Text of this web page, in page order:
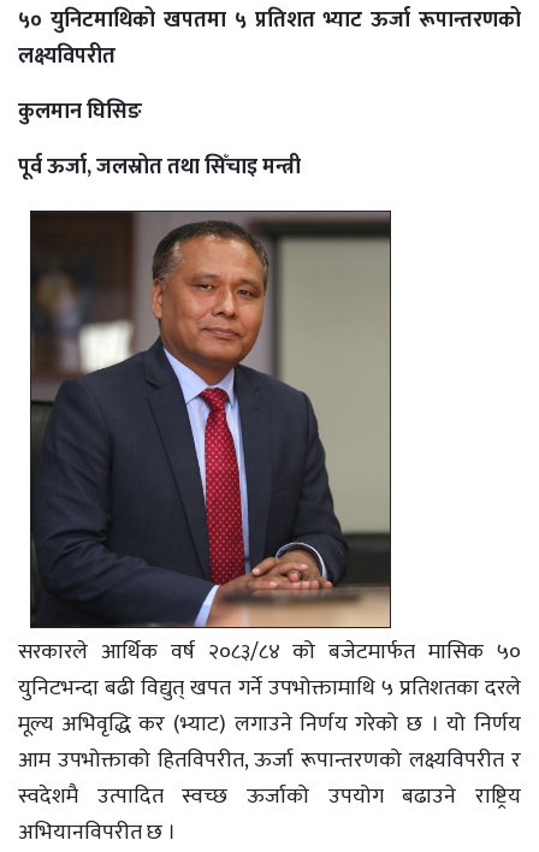
५० युनिटमाथिको खपतमा ५ प्रतिशत भ्याट ऊर्जा रूपान्तरणको
लक्ष्यविपरीत
कुलमान घिसिङ
पूर्व ऊर्जा, जलस्रोत तथा सिँचाइ मन्त्री
सरकारले आर्थिक वर्ष २०८३/८४ को बजेटमार्फत मासिक ५०
युनिटभन्दा बढी विद्युत् खपत गर्ने उपभोक्तामाथि ५ प्रतिशतका दरले
मूल्य अभिवृद्धि कर (भ्याट) लगाउने निर्णय गरेको छ । यो निर्णय
आम उपभोक्ताको हितविपरीत, ऊर्जा रूपान्तरणको लक्ष्यविपरीत र
स्वदेशमै उत्पादित स्वच्छ ऊर्जाको उपयोग बढाउने राष्ट्रिय
अभियानविपरीत छ ।